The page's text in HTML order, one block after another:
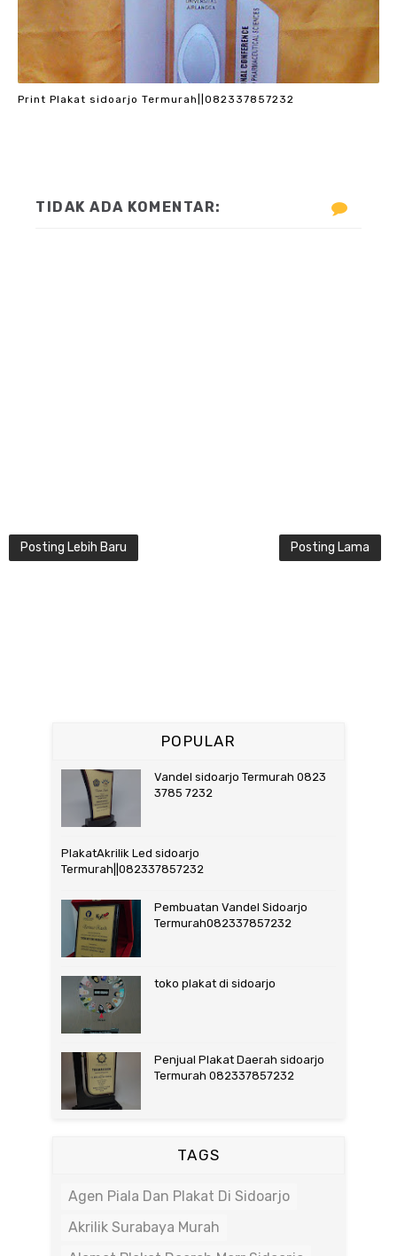
Print Plakat sidoarjo Termurah||082337857232
TIDAK ADA KOMENTAR:
Posting Lebih Baru Posting Lama
POPULAR
Vandel sidoarjo Termurah 0823
3785 7232
PlakatAkrilik Led sidoarjo
Termurah||082337857232
Pembuatan Vandel Sidoarjo
Termurah082337857232
toko plakat di sidoarjo
Penjual Plakat Daerah sidoarjo
Termurah 082337857232
TAGS
Agen Piala Dan Plakat Di Sidoarjo
Akrilik Surabaya Murah